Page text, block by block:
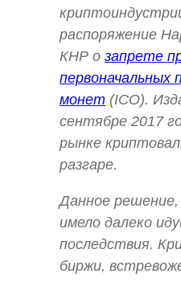
распоряжение
КНР о запрете
первоначальных
монет (ICO).
сентябре 2017
рынке
разгаре.
Данное решение,
имело далеко
последствия.
биржи,